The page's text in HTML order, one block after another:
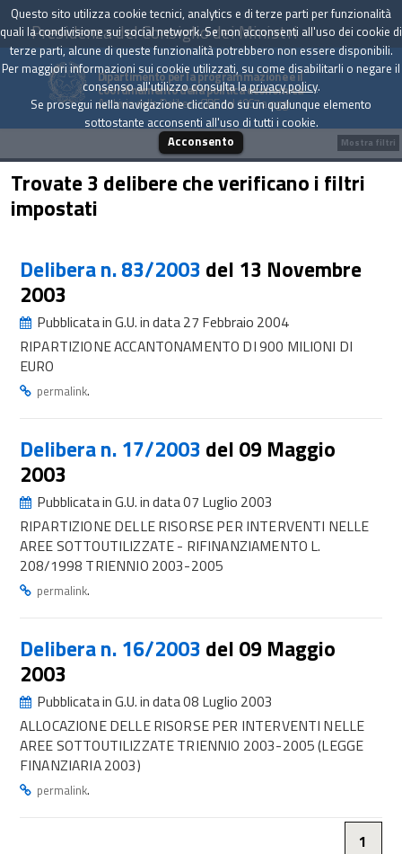
Presidenza del Consiglio dei Ministri
Dipartimento per la programmazione e il
coordinamento della politica economica
Archivio delle Delibere CIPE dal 1967 a oggi
Trovate 3 delibere che verificano i filtri
impostati
Delibera n. 83/2003 del 13 Novembre
2003
Pubblicata in G.U. in data 27 Febbraio 2004
RIPARTIZIONE ACCANTONAMENTO DI 900 MILIONI DI
EURO
permalink.
Delibera n. 17/2003 del 09 Maggio
2003
Pubblicata in G.U. in data 07 Luglio 2003
RIPARTIZIONE DELLE RISORSE PER INTERVENTI NELLE
AREE SOTTOUTILIZZATE - RIFINANZIAMENTO L.
208/1998 TRIENNIO 2003-2005
permalink.
Delibera n. 16/2003 del 09 Maggio
2003
Pubblicata in G.U. in data 08 Luglio 2003
ALLOCAZIONE DELLE RISORSE PER INTERVENTI NELLE
AREE SOTTOUTILIZZATE TRIENNIO 2003-2005 (LEGGE
FINANZIARIA 2003)
permalink.
1
Mostra filtri
Questo sito utilizza cookie tecnici, analytics e di terze parti per funzionalità
quali la condivisione sui social network. Se non acconsenti all'uso dei cookie di
terze parti, alcune di queste funzionalità potrebbero non essere disponibili.
Per maggiori informazioni sui cookie utilizzati, su come disabilitarli o negare il
consenso all'utilizzo consulta laprivacy policy.
Se prosegui nella navigazione cliccando su un qualunque elemento
sottostante acconsenti all'uso di tutti i cookie.
Acconsento